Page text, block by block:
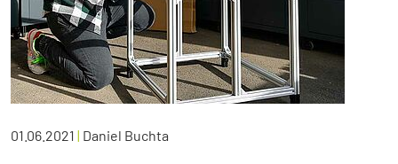
01.06.2021 | Daniel Buchta